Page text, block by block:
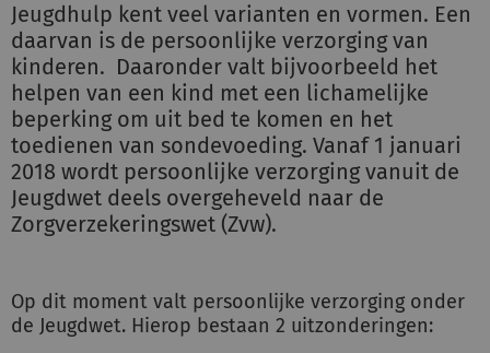
Jeugdhulp kent veel varianten en vormen. Een
daarvan is de persoonlijke verzorging van
kinderen. Daaronder valt bijvoorbeeld het
helpen van een kind met een lichamelijke
beperking om uit bed te komen en het
toedienen van sondevoeding. Vanaf 1 januari
2018 wordt persoonlijke verzorging vanuit de
Jeugdwet deels overgeheveld naar de
Zorgverzekeringswet (Zvw).
Op dit moment valt persoonlijke verzorging onder
de Jeugdwet. Hierop bestaan 2 uitzonderingen: